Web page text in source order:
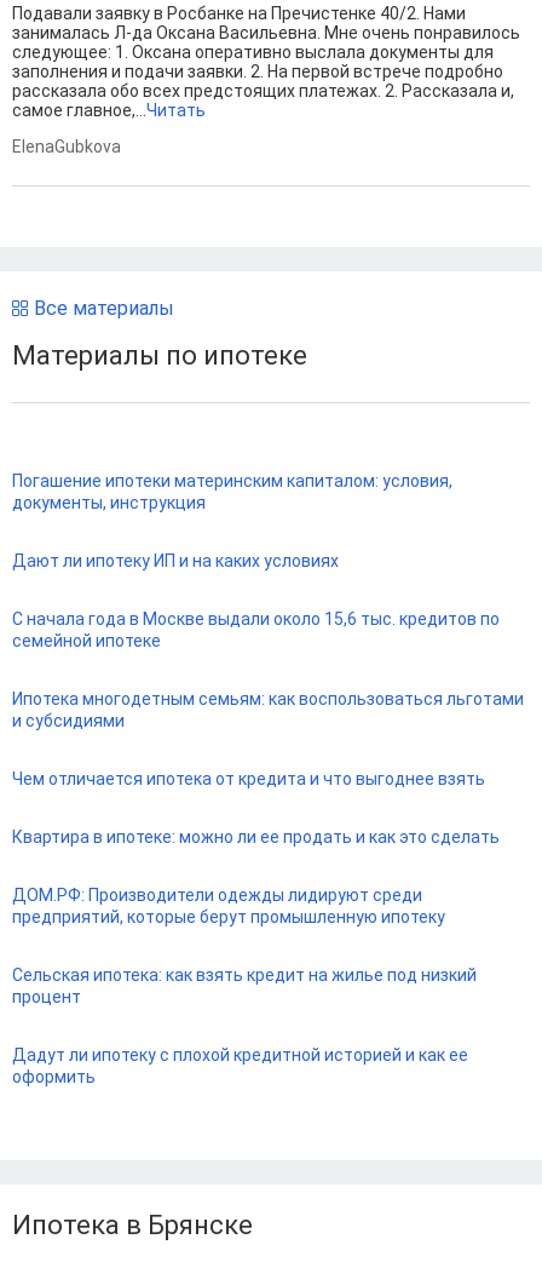
Подавали заявку в Росбанке на Пречистенке 40/2. Нами
занималась Л-да Оксана Васильевна. Мне очень понравилось
следующее: 1. Оксана оперативно выслала документы для
заполнения и подачи заявки. 2. На первой встрече подробно
рассказала обо всех предстоящих платежах. 2. Рассказала и,
самое главное,...Читать
ElenaGubkova
Все материалы
Материалы по ипотеке
Погашение ипотеки материнским капиталом: условия,
документы, инструкция
Дают ли ипотеку ИП и на каких условиях
С начала года в Москве выдали около 15,6 тыс. кредитов по
семейной ипотеке
Ипотека многодетным семьям: как воспользоваться льготами
и субсидиями
Чем отличается ипотека от кредита и что выгоднее взять
Квартира в ипотеке: можно ли ее продать и как это сделать
ДОМ.РФ: Производители одежды лидируют среди
предприятий, которые берут промышленную ипотеку
Сельская ипотека: как взять кредит на жилье под низкий
процент
Дадут ли ипотеку с плохой кредитной историей и как ее
оформить
Ипотека в Брянске